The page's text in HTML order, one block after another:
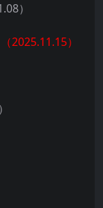
）
2025.11.15）